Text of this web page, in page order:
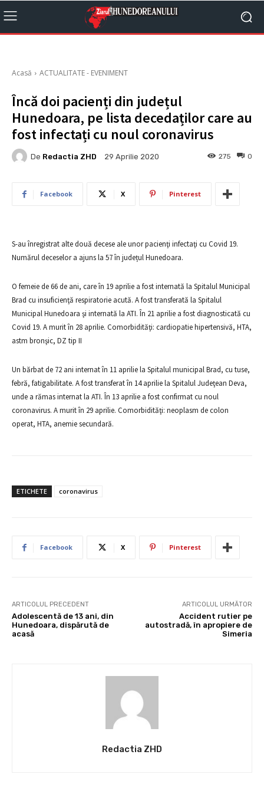
Acasă ACTUALITATE - EVENIMENT
Încă doi pacienți din județul
Hunedoara, pe lista decedaților care au
fost infectați cu noul coronavirus
De Redactia ZHD 29 Aprilie 2020 0
275
Facebook X Pinterest
S-au înregistrat alte două decese ale unor pacienţi infectaţi cu Covid 19.
Numărul deceselor a ajuns la 57 în județul Hunedoara.
O femeie de 66 de ani, care în 19 aprilie a fost internată la Spitalul Municipal
Brad cu insuficienţă respiratorie acută. A fost transferată la Spitalul
Municipal Hunedoara şi internată la ATI. În 21 aprilie a fost diagnosticată cu
Covid 19. A murit în 28 aprilie. Comorbidităţi: cardiopatie hipertensivă, HTA,
astm bronşic, DZ tip II
Un bărbat de 72 ani internat în 11 aprilie la Spitalul municipal Brad, cu tuse,
febră, fatigabilitate. A fost transferat în 14 aprilie la Spitalul Judeţean Deva,
unde a rămas internat la ATI. În 13 aprilie a fost confirmat cu noul
coronavirus. A murit în 29 aprilie. Comorbidităţi: neoplasm de colon
operat, HTA, anemie secundară.
ETICHETE coronavirus
Facebook X Pinterest
ARTICOLUL PRECEDENT
Adolescentă de 13 ani, din
Hunedoara, dispărută de
acasă
ARTICOLUL URMĂTOR
Accident rutier pe
autostradă, în apropiere de
Simeria
Redactia ZHD